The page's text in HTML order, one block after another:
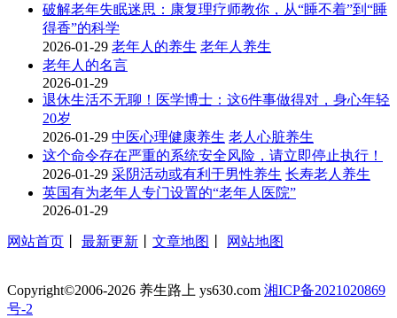
破解老年失眠迷思：康复理疗师教你，从“睡不着”到“睡
得香”的科学
2026-01-29 老年人的养生 老年人养生
老年人的名言
2026-01-29
退休生活不无聊！医学博士：这6件事做得对，身心年轻
20岁
2026-01-29 中医心理健康养生 老人心脏养生
这个命令存在严重的系统安全风险，请立即停止执行！
2026-01-29 采阴活动或有利于男性养生 长寿老人养生
英国有为老年人专门设置的“老年人医院”
2026-01-29
网站首页 最新更新 文章地图 网站地图
Copyright©2006-2026 养生路上 ys630.com 湘ICP备2021020869
号-2